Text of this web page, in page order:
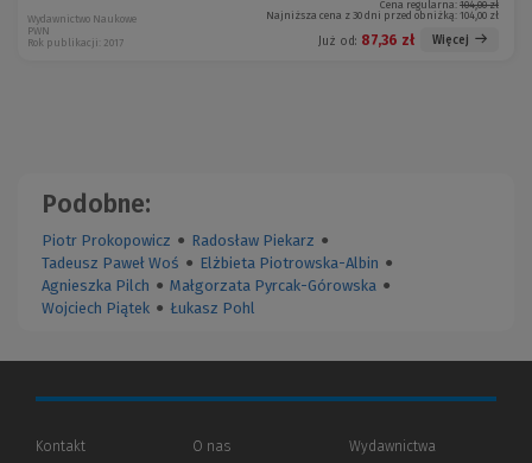
Cena regularna: 104,00 zł
Najniższa cena z 30 dni przed obniżką: 104,00 zł
Już od: 87,36 zł Więcej
Wydawnictwo Naukowe
PWN
Rok publikacji: 2017
Podobne:
Piotr Prokopowicz ● Radosław Piekarz ●
Tadeusz Paweł Woś ● Elżbieta Piotrowska-Albin ●
Agnieszka Pilch ● Małgorzata Pyrcak-Górowska ●
Wojciech Piątek ● Łukasz Pohl
Kontakt
O nas
Wydawnictwa